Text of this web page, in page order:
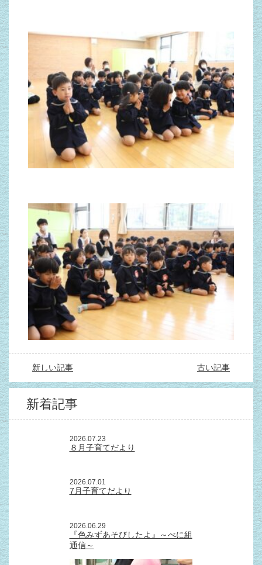
新しい記事 古い記事
新着記事
2026.07.23
８月子育てだより
2026.07.01
7月子育てだより
2026.06.29
『色みずあそびしたよ』～べに組
通信～